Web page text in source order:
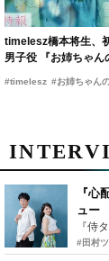
timelesz橋本将生、
男子役 『お姉ちゃん
恋の幕開けを予感
#timelesz #お姉ちゃん
『心
ュー
#田村